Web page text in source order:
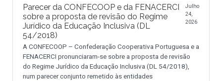
Parecer da CONFECOOP e da FENACERCI
sobre a proposta de revisão do Regime
Jurídico da Educação Inclusiva (DL
54/2018)
Julho
24,
2026
A CONFECOOP – Confederação Cooperativa Portuguesa e a
FENACERCI pronunciaram-se sobre a proposta de revisão
do Regime Jurídico da Educação Inclusiva (DL 54/2018),
num parecer conjunto remetido às entidades